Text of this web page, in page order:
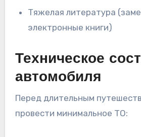
Тяжелая литература (замените на
электронные книги)
Техническое
автомобиля
Перед длительным
провести минимальное ТО: